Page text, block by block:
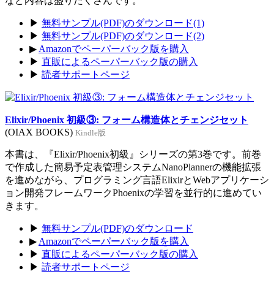
▶ 無料サンプル(PDF)のダウンロード(1)
▶ 無料サンプル(PDF)のダウンロード(2)
▶ Amazonでペーパーバック版を購入
▶ 直販によるペーパーバック版の購入
▶ 読者サポートページ
Elixir/Phoenix 初級③: フォーム構造体とチェンジセット
(OIAX BOOKS) Kindle版
本書は、『Elixir/Phoenix初級』シリーズの第3巻です。前巻
で作成した簡易予定表管理システムNanoPlannerの機能拡張
を進めながら、プログラミング言語ElixirとWebアプリケーシ
ョン開発フレームワークPhoenixの学習を並行的に進めてい
きます。
▶ 無料サンプル(PDF)のダウンロード
▶ Amazonでペーパーバック版を購入
▶ 直販によるペーパーバック版の購入
▶ 読者サポートページ